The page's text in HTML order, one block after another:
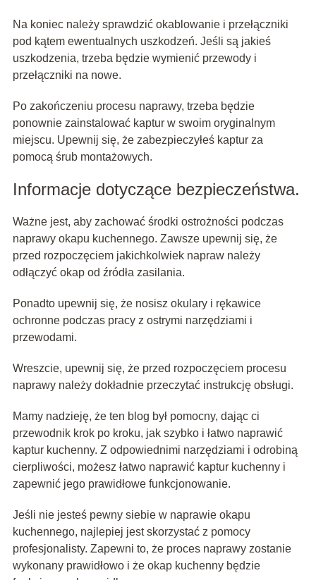
Na koniec należy sprawdzić okablowanie i przełączniki
pod kątem ewentualnych uszkodzeń. Jeśli są jakieś
uszkodzenia, trzeba będzie wymienić przewody i
przełączniki na nowe.
Po zakończeniu procesu naprawy, trzeba będzie
ponownie zainstalować kaptur w swoim oryginalnym
miejscu. Upewnij się, że zabezpieczyłeś kaptur za
pomocą śrub montażowych.
Informacje dotyczące bezpieczeństwa.
Ważne jest, aby zachować środki ostrożności podczas
naprawy okapu kuchennego. Zawsze upewnij się, że
przed rozpoczęciem jakichkolwiek napraw należy
odłączyć okap od źródła zasilania.
Ponadto upewnij się, że nosisz okulary i rękawice
ochronne podczas pracy z ostrymi narzędziami i
przewodami.
Wreszcie, upewnij się, że przed rozpoczęciem procesu
naprawy należy dokładnie przeczytać instrukcję obsługi.
Mamy nadzieję, że ten blog był pomocny, dając ci
przewodnik krok po kroku, jak szybko i łatwo naprawić
kaptur kuchenny. Z odpowiednimi narzędziami i odrobiną
cierpliwości, możesz łatwo naprawić kaptur kuchenny i
zapewnić jego prawidłowe funkcjonowanie.
Jeśli nie jesteś pewny siebie w naprawie okapu
kuchennego, najlepiej jest skorzystać z pomocy
profesjonalisty. Zapewni to, że proces naprawy zostanie
wykonany prawidłowo i że okap kuchenny będzie